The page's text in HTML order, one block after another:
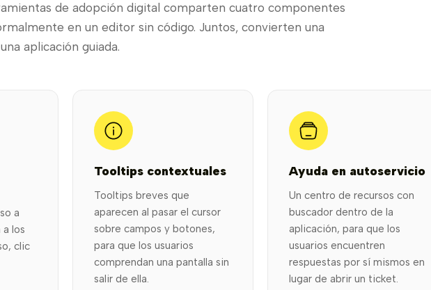
de adopción digital comparten cuatro componentes
en un editor sin código. Juntos, convierten una
aplicación guiada.
a
los
clic
Tooltips contextuales
Tooltips breves que
aparecen al pasar el cursor
sobre campos y botones,
para que los usuarios
comprendan una pantalla sin
salir de ella.
Ayuda en autoservicio
Un centro de recursos con
buscador dentro de la
aplicación, para que los
usuarios encuentren
respuestas por sí mismos en
lugar de abrir un ticket.